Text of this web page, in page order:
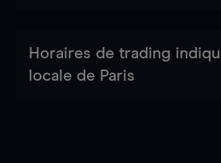
Horaires de trading
locale de Paris